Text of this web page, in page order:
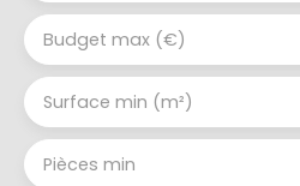
Budget max (€)
Surface min (m²)
Pièces min